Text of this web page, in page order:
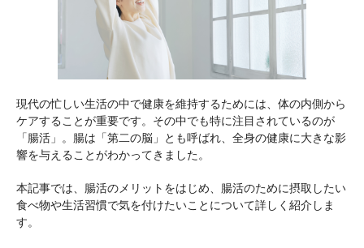
現代の忙しい生活の中で健康を維持するためには、体の内側から
ケアすることが重要です。その中でも特に注目されているのが
「腸活」。腸は「第二の脳」とも呼ばれ、全身の健康に大きな影
響を与えることがわかってきました。
本記事では、腸活のメリットをはじめ、腸活のために摂取したい
食べ物や生活習慣で気を付けたいことについて詳しく紹介しま
す。